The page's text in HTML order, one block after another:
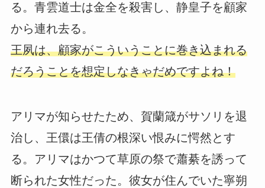
る。青雲道士は金全を殺害し、静皇子を顧家
から連れ去る。
王夙は、顧家がこういうことに巻き込まれる
だろうことを想定しなきゃだめですよね！
アリマが知らせたため、賀蘭箴がサソリを退
治し、王儇は王倩の根深い恨みに愕然とす
る。アリマはかつて草原の祭で蕭綦を誘って
断られた女性だった。彼女が住んでいた寧朔